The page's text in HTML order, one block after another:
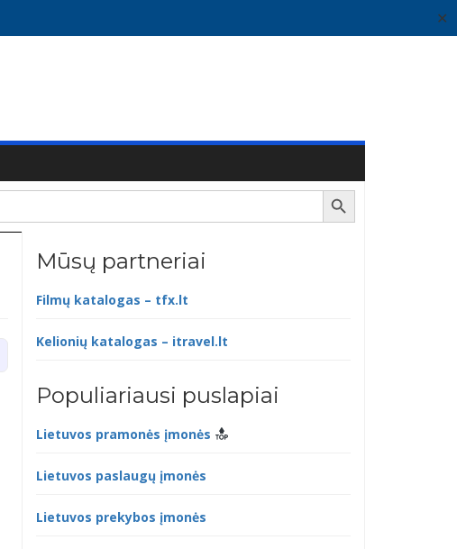
✕
Search Button
Mūsų partneriai
Filmų katalogas – tfx.lt
Kelionių katalogas – itravel.lt
Populiariausi puslapiai
Lietuvos pramonės įmonės
Lietuvos paslaugų įmonės
Lietuvos prekybos įmonės